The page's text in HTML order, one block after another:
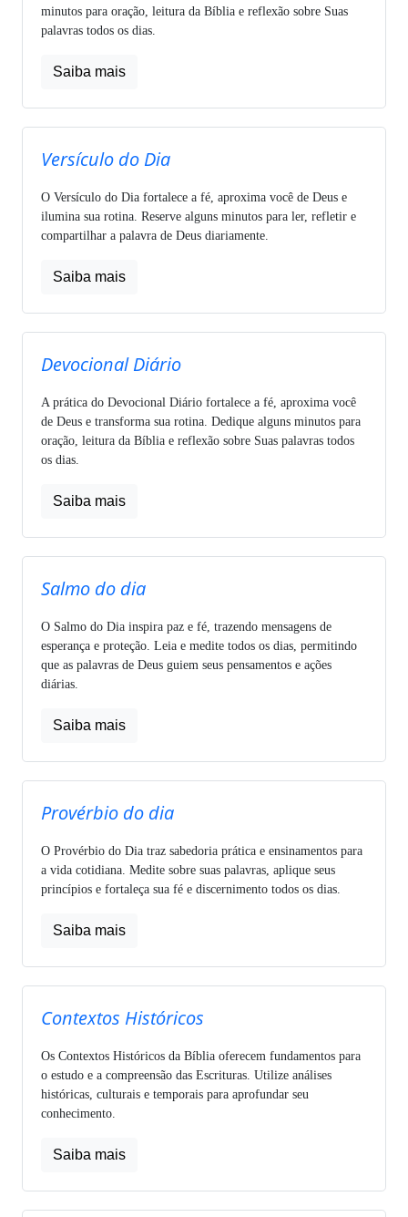
minutos para oração, leitura da Bíblia e reflexão sobre Suas
palavras todos os dias.
Saiba mais
Versículo do Dia
O Versículo do Dia fortalece a fé, aproxima você de Deus e
ilumina sua rotina. Reserve alguns minutos para ler, refletir e
compartilhar a palavra de Deus diariamente.
Saiba mais
Devocional Diário
A prática do Devocional Diário fortalece a fé, aproxima você
de Deus e transforma sua rotina. Dedique alguns minutos para
oração, leitura da Bíblia e reflexão sobre Suas palavras todos
os dias.
Saiba mais
Salmo do dia
O Salmo do Dia inspira paz e fé, trazendo mensagens de
esperança e proteção. Leia e medite todos os dias, permitindo
que as palavras de Deus guiem seus pensamentos e ações
diárias.
Saiba mais
Provérbio do dia
O Provérbio do Dia traz sabedoria prática e ensinamentos para
a vida cotidiana. Medite sobre suas palavras, aplique seus
princípios e fortaleça sua fé e discernimento todos os dias.
Saiba mais
Contextos Históricos
Os Contextos Históricos da Bíblia oferecem fundamentos para
o estudo e a compreensão das Escrituras. Utilize análises
históricas, culturais e temporais para aprofundar seu
conhecimento.
Saiba mais